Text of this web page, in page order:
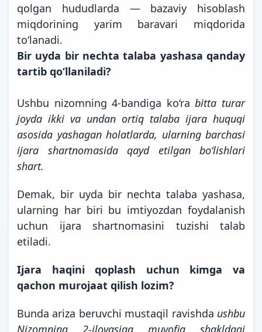
qolgan hududlarda — bazaviy hisoblash
miqdorining yarim baravari miqdorida
to‘lanadi.
Bir uyda bir nechta talaba yashasa qanday
tartib qo‘llaniladi?
Ushbu nizomning 4-bandiga ko‘rabitta turar
joyda ikki va undan ortiq talaba ijara huquqi
asosida yashagan holatlarda, ularning barchasi
ijara shartnomasida qayd etilgan bo‘lishlari
shart.
Demak, bir uyda bir nechta talaba yashasa,
ularning har biri bu imtiyozdan foydalanish
uchun ijara shartnomasini tuzishi talab
etiladi.
Ijara haqini qoplash uchun kimga va
qachon murojaat qilish lozim?
Bunda ariza beruvchi mustaqil ravishda ushbu
Nizomning 2-ilovasiga muvofiq shakldagi